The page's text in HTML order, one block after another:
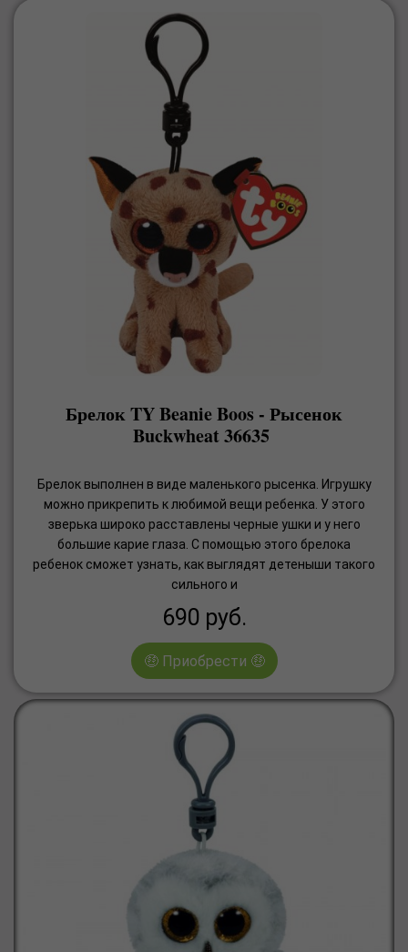
Брелок TY Beanie Boos - Рысенок
Buckwheat 36635
Брелок выполнен в виде маленького рысенка. Игрушку
можно прикрепить к любимой вещи ребенка. У этого
зверька широко расставлены черные ушки и у него
большие карие глаза. С помощью этого брелока
ребенок сможет узнать, как выглядят детеныши такого
сильного и
690 руб.
🤑 Приобрести 🤑